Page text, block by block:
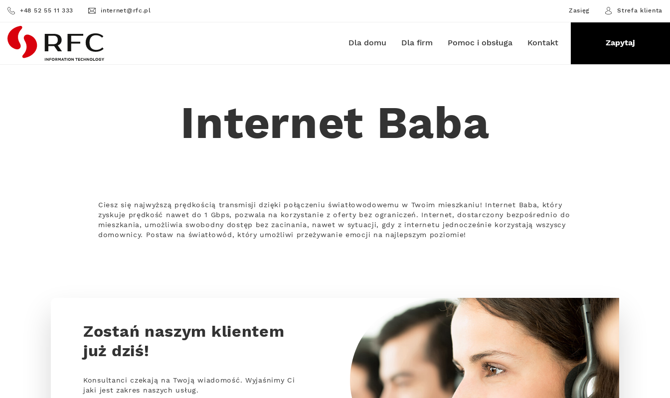
+48 52 55 11 333 internet@rfc.pl Zasięg Strefa klienta
RFC Dla domu Dla firm Pomoc i obsługa Kontakt Zapytaj
Internet Baba
Ciesz się najwyższą prędkością transmisji dzięki połączeniu światłowodowemu w Twoim mieszkaniu! Internet Baba, który
zyskuje prędkość nawet do 1 Gbps, pozwala na korzystanie z oferty bez ograniczeń. Internet, dostarczony bezpośrednio do
mieszkania, umożliwia swobodny dostęp bez zacinania, nawet w sytuacji, gdy z internetu jednocześnie korzystają wszyscy
domownicy. Postaw na światłowód, który umożliwi przeżywanie emocji na najlepszym poziomie!
Zostań naszym klientem
już dziś!
Konsultanci czekają na Twoją wiadomość. Wyjaśnimy Ci
jaki jest zakres naszych usług.